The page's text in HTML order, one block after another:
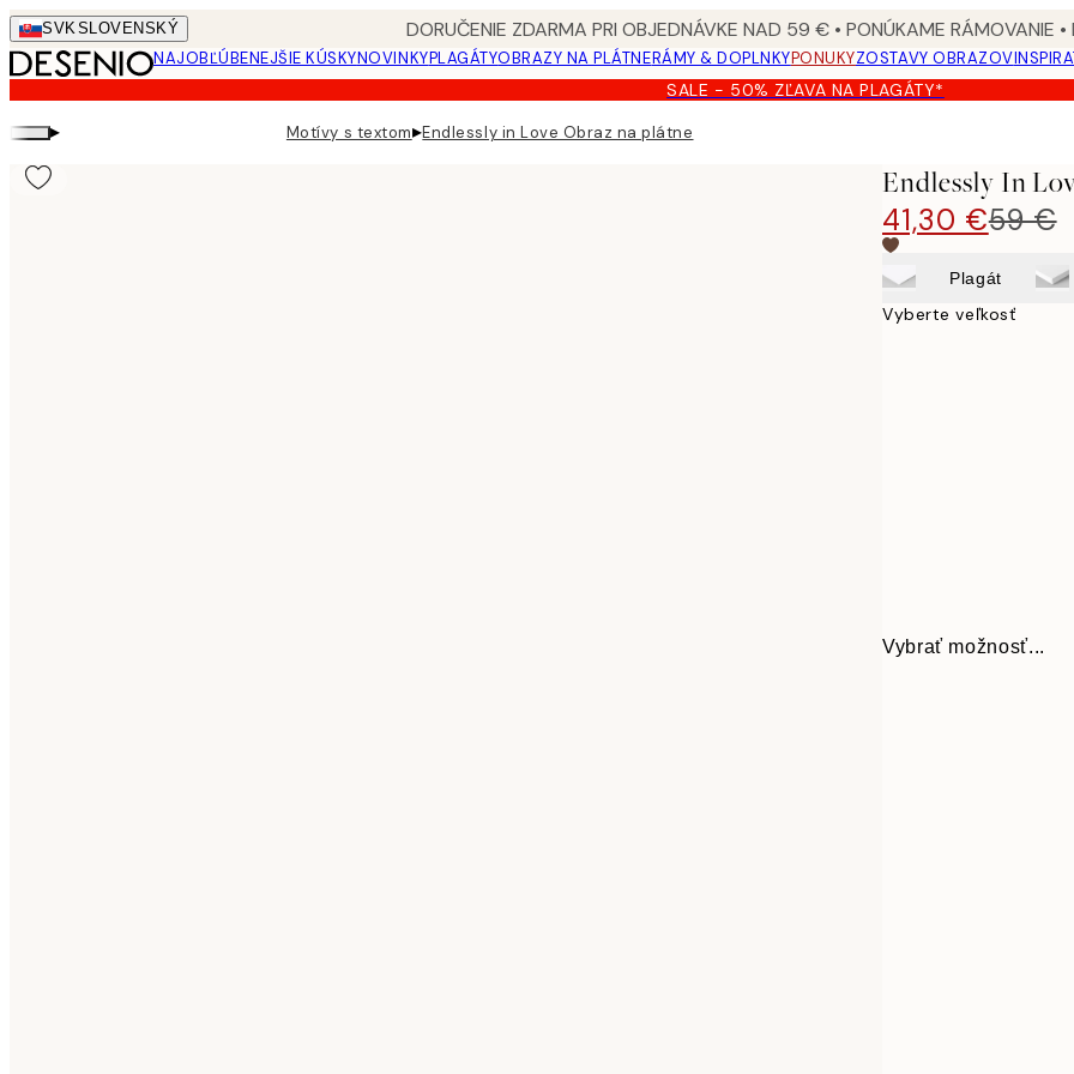
Skip
to
main
content.
SVKSLOVENSKÝ DORUČENIE ZDARMA PRI OBJEDNÁVKE NAD 59 € • PONÚKAME RÁMOVANIE
NAJOBĽÚBENEJŠIE KÚSKYNOVINKYPLAGÁTYOBRAZY NA PLÁTNERÁMY & DOPLNKYPONUKYZOSTAVY OBRAZOV
SALE - 50% ZĽAVA NA PLAGÁTY*
▸ Motívy s textom▸Endlessly in Love Obraz na plátne
Endlessly In
41,30 €59 €
Plagát
Vyberte veľkosť
Vybrať možnosť...